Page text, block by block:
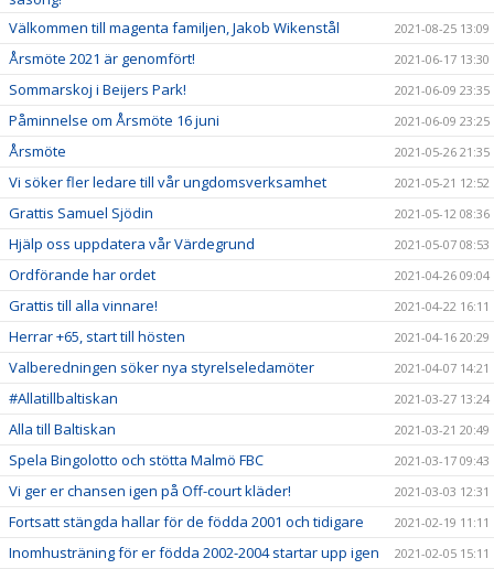
Välkommen till magenta familjen, Jakob Wikenstål 2021-08-25 13:09
Årsmöte 2021 är genomfört! 2021-06-17 13:30
Sommarskoj i Beijers Park! 2021-06-09 23:35
Påminnelse om Årsmöte 16 juni 2021-06-09 23:25
Årsmöte 2021-05-26 21:35
Vi söker fler ledare till vår ungdomsverksamhet 2021-05-21 12:52
Grattis Samuel Sjödin 2021-05-12 08:36
Hjälp oss uppdatera vår Värdegrund 2021-05-07 08:53
Ordförande har ordet 2021-04-26 09:04
Grattis till alla vinnare! 2021-04-22 16:11
Herrar +65, start till hösten 2021-04-16 20:29
Valberedningen söker nya styrelseledamöter 2021-04-07 14:21
#Allatillbaltiskan 2021-03-27 13:24
Alla till Baltiskan 2021-03-21 20:49
Spela Bingolotto och stötta Malmö FBC 2021-03-17 09:43
Vi ger er chansen igen på Off-court kläder! 2021-03-03 12:31
Fortsatt stängda hallar för de födda 2001 och tidigare 2021-02-19 11:11
Inomhusträning för er födda 2002-2004 startar upp igen 2021-02-05 15:11